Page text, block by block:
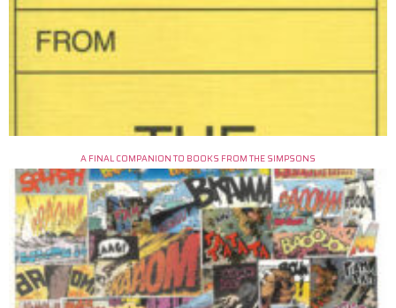
A FINAL COMPANION TO BOOKS FROM THE SIMPSONS